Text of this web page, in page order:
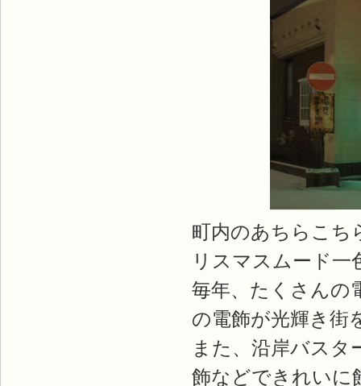
町内のあちらこち
リスマスムード
毎年、たくさんの
の電飾が光輝き街
また、沿岸バスタ
飾などできれいに